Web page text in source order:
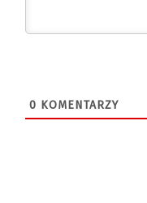
0 KOMENTARZY